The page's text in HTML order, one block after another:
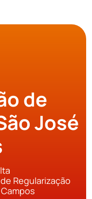
de
José
Regularização